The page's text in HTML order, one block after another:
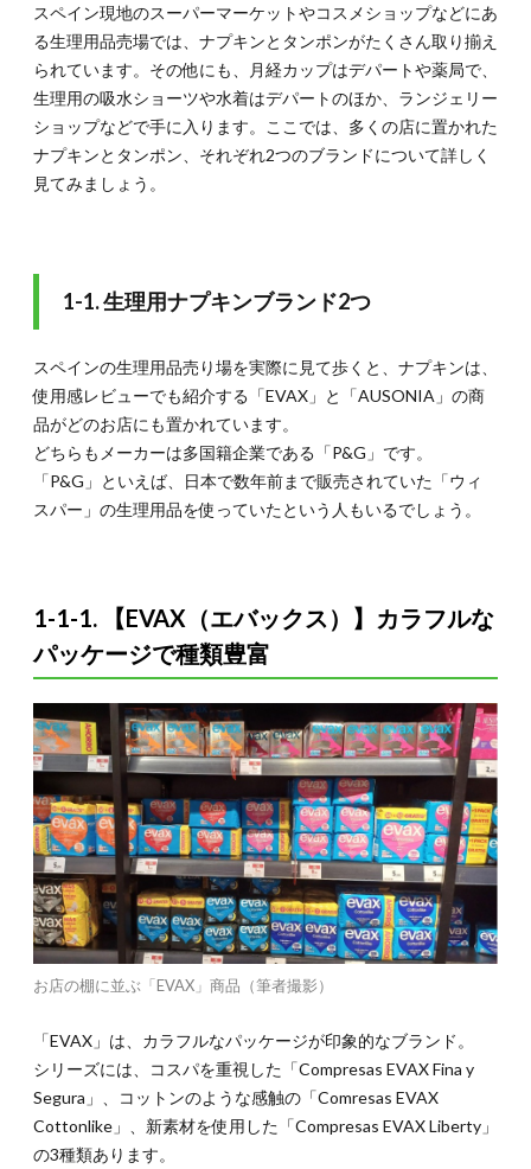
1.1.2.
1-1-2.
【AUSONIA（ア
ウソニア）】量
やナプキンの形
で選べる全11種
類！
1.2.
1.2.1.
1-2-1.
ス）】スペイ
ンでポピュラ
ーなタンポン
1.2.2.
1-2-2.
【o.b.
タンポ
ンが苦
手な人
2.
2. ス
ペイ
ンで
3つ
の生
理用
ナプ
キン
を試
して
みた
Liberty
Super
Compresas
Alas（エバ
ックス リベ
スペイン現地のスーパーマーケットやコスメショップなどにあ
る生理用品売場では、ナプキンとタンポンがたくさん取り揃え
られています。その他にも、月経カップはデパートや薬局で、
生理用の吸水ショーツや水着はデパートのほか、ランジェリー
ショップなどで手に入ります。ここでは、多くの店に置かれた
ナプキンとタンポン、それぞれ2つのブランドについて詳しく
見てみましょう。
1-1. 生理用ナプキンブランド2つ
スペインの生理用品売り場を実際に見て歩くと、ナプキンは、
使用感レビューでも紹介する「EVAX」と「AUSONIA」の商
品がどのお店にも置かれています。
どちらもメーカーは多国籍企業である「P&G」です。
「P&G」といえば、日本で数年前まで販売されていた「ウィ
スパー」の生理用品を使っていたという人もいるでしょう。
1-1-1. 【EVAX（エバックス）】カラフルな
パッケージで種類豊富
お店の棚に並ぶ「EVAX」商品（筆者撮影）
「EVAX」は、カラフルなパッケージが印象的なブランド。
シリーズには、コスパを重視した「Compresas EVAX Fina y
Segura」、コットンのような感触の「Comresas EVAX
Cottonlike」、新素材を使用した「Compresas EVAX Liberty」
の3種類あります。